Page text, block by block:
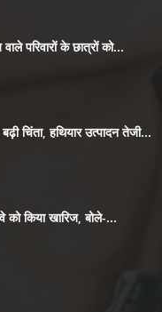
परिवारों के छात्रों को...
चिंता, हथियार उत्पादन तेजी...
किया खारिज, बोले-...